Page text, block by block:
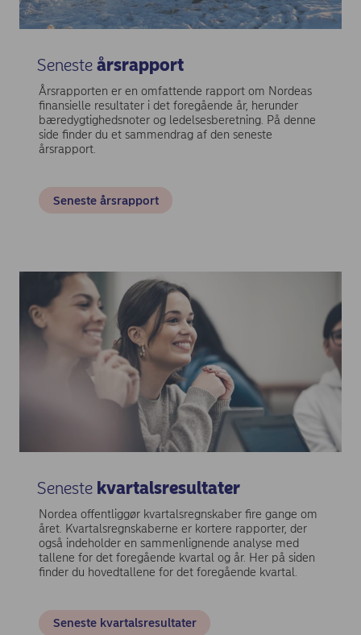
Seneste årsrapport
Årsrapporten er en omfattende rapport om Nordeas
finansielle resultater i det foregående år, herunder
bæredygtighedsnoter og ledelsesberetning. På denne
side finder du et sammendrag af den seneste
årsrapport.
Seneste årsrapport
Seneste kvartalsresultater
Nordea offentliggør kvartalsregnskaber fire gange om
året. Kvartalsregnskaberne er kortere rapporter, der
også indeholder en sammenlignende analyse med
tallene for det foregående kvartal og år. Her på siden
finder du hovedtallene for det foregående kvartal.
Seneste kvartalsresultater